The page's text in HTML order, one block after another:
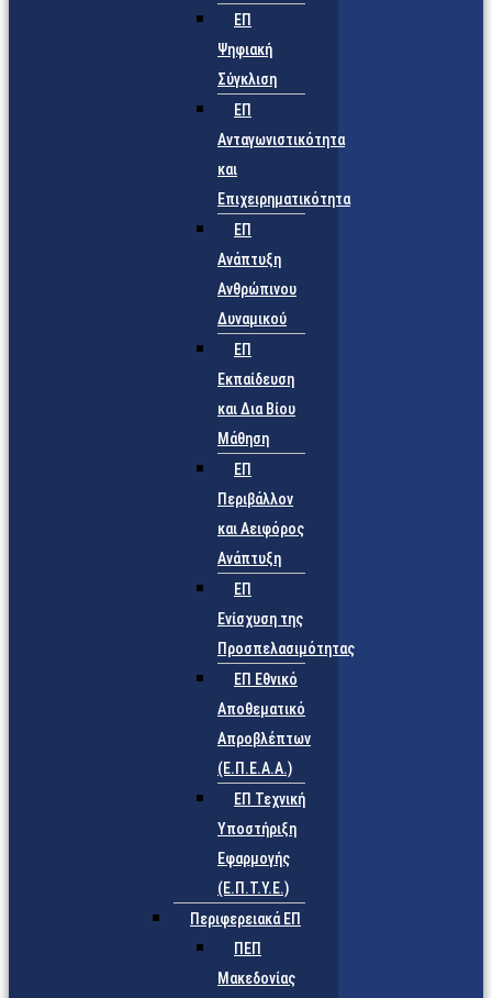
ΕΠ
Ψηφιακή
Σύγκλιση
ΕΠ
Ανταγωνιστικότητα
και
Επιχειρηματικότητα
ΕΠ
Ανάπτυξη
Ανθρώπινου
Δυναμικού
ΕΠ
Εκπαίδευση
και Δια Βίου
Μάθηση
ΕΠ
Περιβάλλον
και Αειφόρος
Ανάπτυξη
ΕΠ
Ενίσχυση της
Προσπελασιμότητας
ΕΠ Εθνικό
Αποθεματικό
Απροβλέπτων
(Ε.Π.Ε.Α.Α.)
ΕΠ Τεχνική
Υποστήριξη
Εφαρμογής
(Ε.Π.Τ.Υ.Ε.)
Περιφερειακά ΕΠ
ΠΕΠ
Μακεδονίας